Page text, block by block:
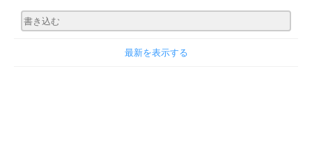
最新を表示する